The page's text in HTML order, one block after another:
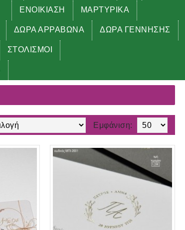
ΕΝΟΙΚΙΑΣΗ ΜΑΡΤΥΡΙΚΑ
ΔΩΡΑ ΑΡΡΑΒΩΝΑ ΔΩΡΑ ΓΕΝΝΗΣΗΣ
ΣΤΟΛΙΣΜΟΙ
Εμφάνιση: